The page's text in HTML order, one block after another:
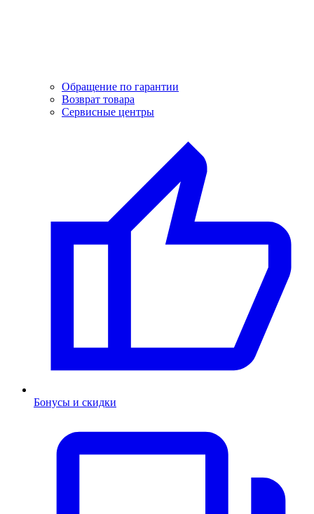
Обращение по гарантии
Возврат товара
Сервисные центры
Бонусы и скидки